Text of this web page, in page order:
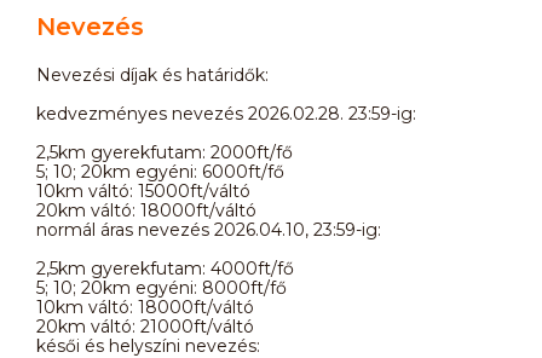
Nevezés
Nevezési díjak és határidők:
kedvezményes nevezés 2026.02.28. 23:59-ig:
2,5km gyerekfutam: 2000ft/fő
5; 10; 20km egyéni: 6000ft/fő
10km váltó: 15000ft/váltó
20km váltó: 18000ft/váltó
normál áras nevezés 2026.04.10, 23:59-ig:
2,5km gyerekfutam: 4000ft/fő
5; 10; 20km egyéni: 8000ft/fő
10km váltó: 18000ft/váltó
20km váltó: 21000ft/váltó
késői és helyszíni nevezés: